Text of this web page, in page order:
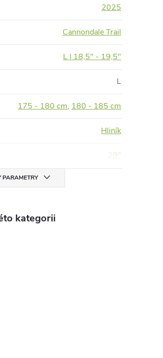
2025
Cannondale Trail
L | 18,5" - 19,5"
L
175 - 180 cm, 180 - 185 cm
Hliník
29"
PARAMETRY
kategorii